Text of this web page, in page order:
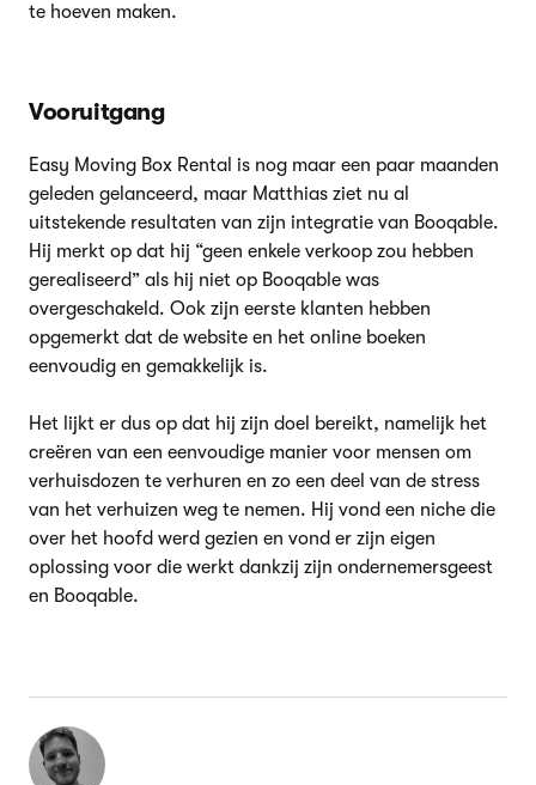
te hoeven maken.
Vooruitgang
Easy Moving Box Rental is nog maar een paar maanden
geleden gelanceerd, maar Matthias ziet nu al
uitstekende resultaten van zijn integratie van Booqable.
Hij merkt op dat hij “geen enkele verkoop zou hebben
gerealiseerd” als hij niet op Booqable was
overgeschakeld. Ook zijn eerste klanten hebben
opgemerkt dat de website en het online boeken
eenvoudig en gemakkelijk is.
Het lijkt er dus op dat hij zijn doel bereikt, namelijk het
creëren van een eenvoudige manier voor mensen om
verhuisdozen te verhuren en zo een deel van de stress
van het verhuizen weg te nemen. Hij vond een niche die
over het hoofd werd gezien en vond er zijn eigen
oplossing voor die werkt dankzij zijn ondernemersgeest
en Booqable.